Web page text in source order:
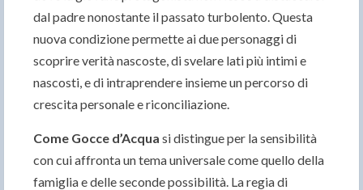
dal padre nonostante il passato turbolento. Questa
nuova condizione permette ai due personaggi di
scoprire verità nascoste, di svelare lati più intimi e
nascosti, e di intraprendere insieme un percorso di
crescita personale e riconciliazione.
Come Gocce d’Acqua si distingue per la sensibilità
con cui affronta un tema universale come quello della
famiglia e delle seconde possibilità. La regia di